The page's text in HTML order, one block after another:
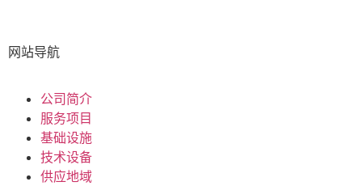
网站导航
公司简介
服务项目
基础设施
技术设备
供应地域